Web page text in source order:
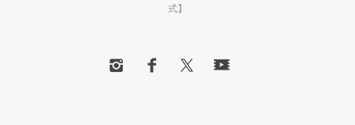
式】